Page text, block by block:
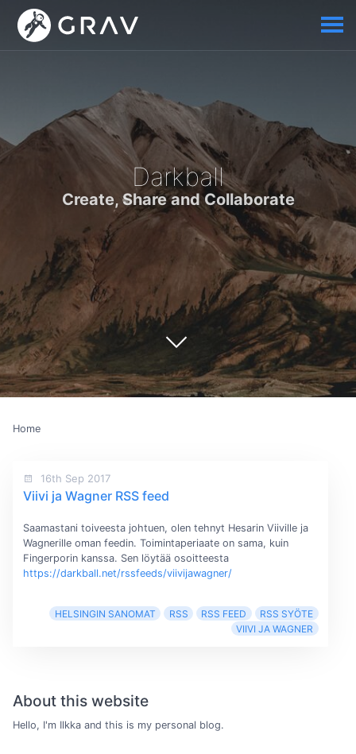
Darkball
Create, Share and Collaborate
Home
16th Sep 2017
Viivi ja Wagner RSS feed
Saamastani toiveesta johtuen, olen tehnyt Hesarin Viiville ja
Wagnerille oman feedin. Toimintaperiaate on sama, kuin
Fingerporin kanssa. Sen löytää osoitteesta
https://darkball.net/rssfeeds/viivijawagner/
HELSINGIN SANOMAT RSS RSS FEED
RSS SYÖTE
VIIVI JA WAGNER
About this website
Hello, I'm Ilkka and this is my personal blog.